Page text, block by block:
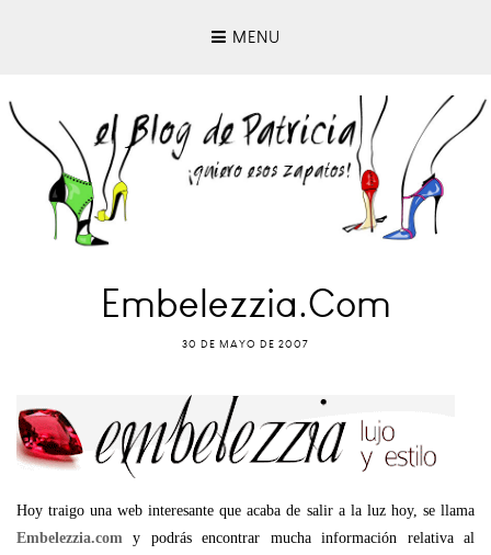
MENU
Embelezzia.com
30 DE MAYO DE 2007
Hoy traigo una web interesante que acaba de salir a la luz hoy, se llama
Embelezzia.com y podrás encontrar mucha información relativa al